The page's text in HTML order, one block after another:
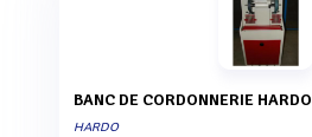
BANC DE CORDONNERIE HARDO
HARDO